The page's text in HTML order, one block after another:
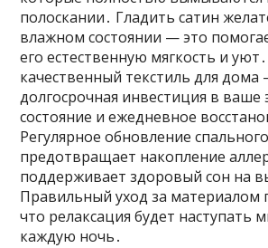
полоскании․ Гладить сатин
влажном состоянии — это
его естественную мягкость и
качественный текстиль для дома
долгосрочная инвестиция в
состояние и ежедневное
Регулярное обновление
предотвращает накопление
поддерживает здоровый сон на
Правильный уход за материалом
что релаксация будет наступать
каждую ночь․